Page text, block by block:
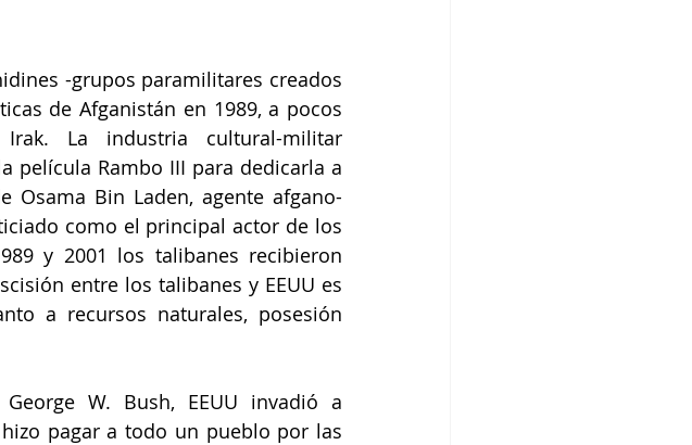
-grupos paramilitares creados
de Afganistán en 1989, a pocos
La industria cultural-militar
película Rambo III para dedicarla a
Osama Bin Laden, agente afgano-
como el principal actor de los
y 2001 los talibanes recibieron
entre los talibanes y EEUU es
a recursos naturales, posesión
W. Bush, EEUU invadió a
pagar a todo un pueblo por las